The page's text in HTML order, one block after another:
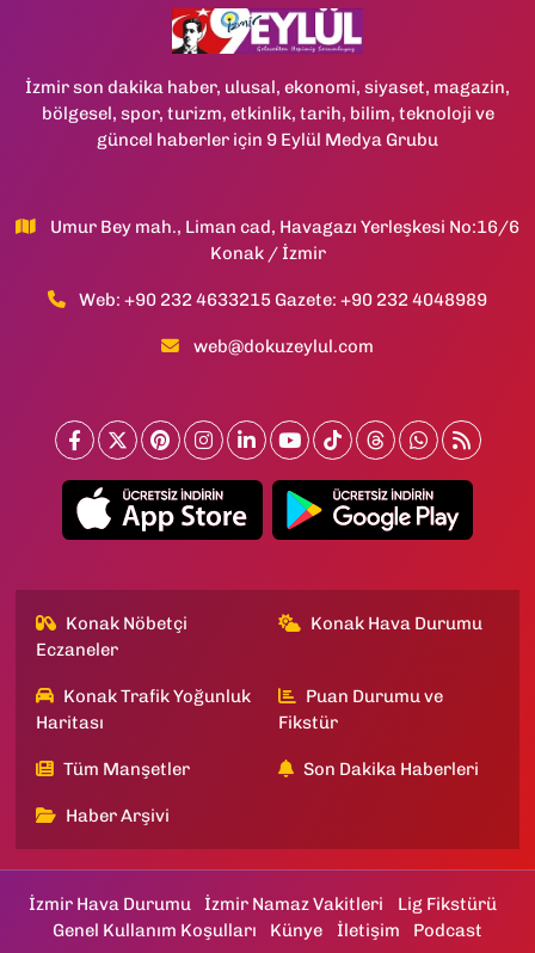
İzmir son dakika haber, ulusal, ekonomi, siyaset, magazin,
bölgesel, spor, turizm, etkinlik, tarih, bilim, teknoloji ve
güncel haberler için 9 Eylül Medya Grubu
Umur Bey mah., Liman cad, Havagazı Yerleşkesi No:16/6
Konak / İzmir
Web: +90 232 4633215 Gazete: +90 232 4048989
web@dokuzeylul.com
Konak Nöbetçi
Eczaneler
Konak Hava Durumu
Konak Trafik Yoğunluk
Haritası
Puan Durumu ve
Fikstür
Tüm Manşetler Son Dakika Haberleri
Haber Arşivi
İzmir Hava Durumu İzmir Namaz Vakitleri
Lig Fikstürü
Genel Kullanım Koşulları
Künye İletişim Podcast